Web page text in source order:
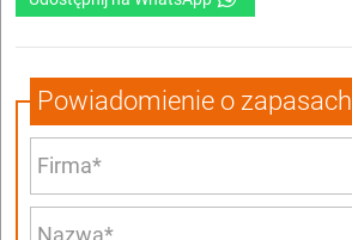
Powiadomienie o zapasach